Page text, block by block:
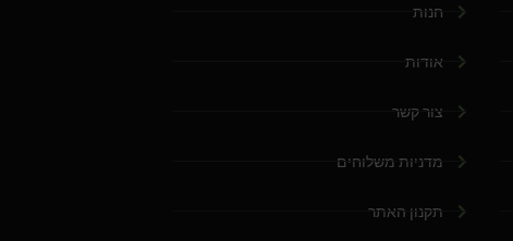
חנות
אודות
צור קשר
מדניות משלוחים
תקנון האתר